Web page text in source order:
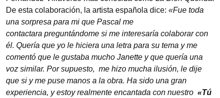
De esta colaboración, la artista española dice: «Fue toda
una sorpresa para mi que Pascal me
contactara preguntándome si me interesaría colaborar con
él. Quería que yo le hiciera una letra para su tema y me
comentó que le gustaba mucho Janette y que quería una
voz similar. Por supuesto, me hizo mucha ilusión, le dije
que si y me puse manos a la obra. Ha sido una gran
experiencia, y estoy realmente encantada con nuestro «Tú